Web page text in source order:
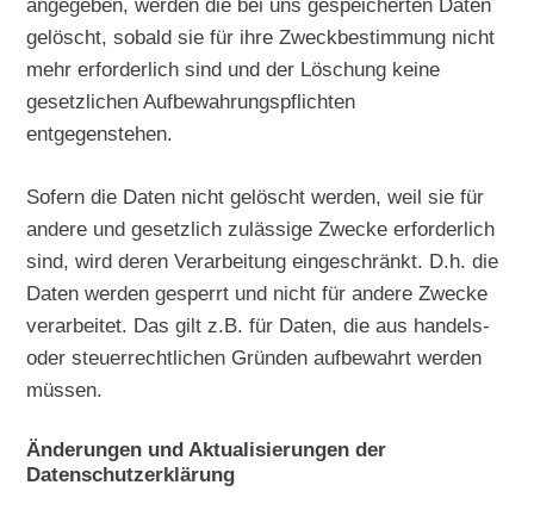
angegeben, werden die bei uns gespeicherten Daten
gelöscht, sobald sie für ihre Zweckbestimmung nicht
mehr erforderlich sind und der Löschung keine
gesetzlichen Aufbewahrungspflichten
entgegenstehen.
Sofern die Daten nicht gelöscht werden, weil sie für
andere und gesetzlich zulässige Zwecke erforderlich
sind, wird deren Verarbeitung eingeschränkt. D.h. die
Daten werden gesperrt und nicht für andere Zwecke
verarbeitet. Das gilt z.B. für Daten, die aus handels-
oder steuerrechtlichen Gründen aufbewahrt werden
müssen.
Änderungen und Aktualisierungen der
Datenschutzerklärung